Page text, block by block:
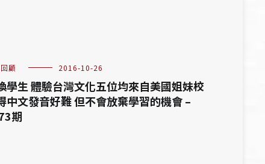
顧 2016-10-26
學生 體驗台灣文化五位均來自美國姐妹校
中文發音好難 但不會放棄學習的機會 –
期